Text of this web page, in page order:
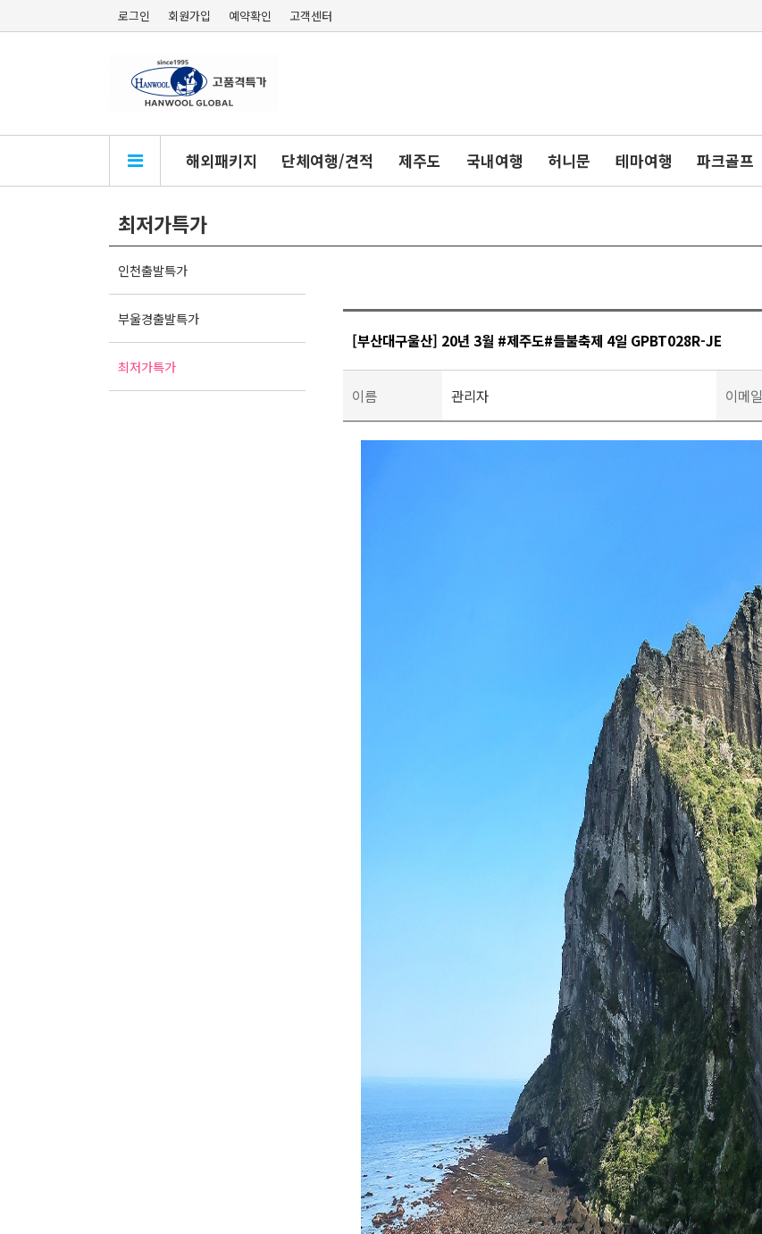
로그인 회원가입 예약확인 고객센터
해외패키지 단체여행/견적 제주도 국내여행 허니문 테마여행 파크골프
최저가특가
인천출발특가
부울경출발특가
최저가특가
[부산대구울산] 20년 3월 #제주도#들불축제 4일 GPBT028R-JE
이름 관리자 이메일